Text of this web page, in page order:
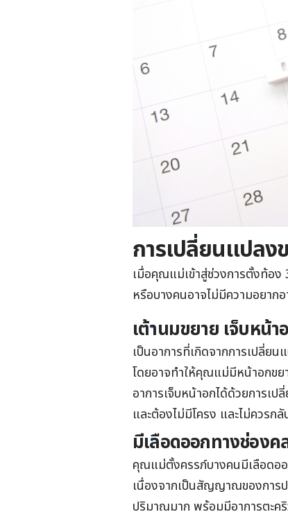
การเปลี่ยนแปล
เมื่อคุณแม่เข้าสู่ช่วงการตั้งท้อง
หรือบางคนอาจไม่มีความอยาก
เต้านมขยาย เจ็บหน้า
เป็นอาการที่เกิดจากการเปลี่ย
โดยอาจทำให้คุณแม่มีหน้าอกขย
อาการเจ็บหน้าอกได้ด้วยการเ
และต้องไม่มีโครง และไม่ควรก
มีเลือดออกทางช่องค
คุณแม่ตั้งครรภ์บางคนมีเลือดอ
เนื่องจากเป็นสัญญาณของการ
ปริมาณมาก พร้อมมีอาการตะ